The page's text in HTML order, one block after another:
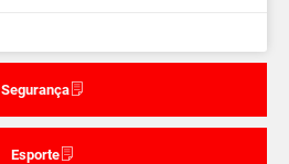
Segurança
Esporte